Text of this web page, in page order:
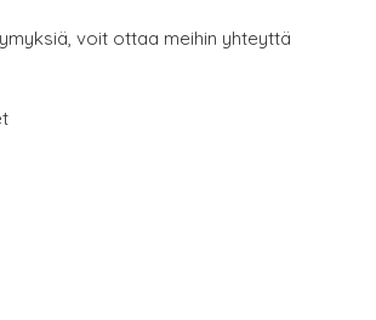
voit ottaa meihin yhteyttä